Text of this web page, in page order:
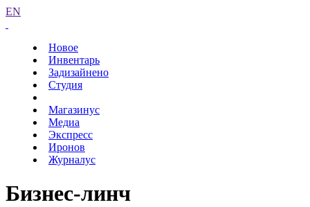
EN
Новое
Инвентарь
Задизайнено
Студия
Магазинус
Медиа
Экспресс
Иронов
Журналус
Бизнес-линч